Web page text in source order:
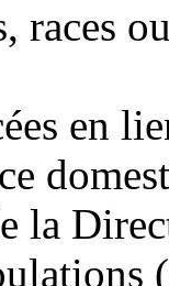
races
en
la